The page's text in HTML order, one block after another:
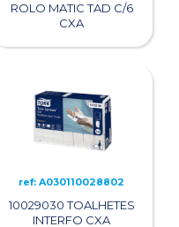
ROLO MATIC TAD C/6
CXA
ref: A030110028802
10029030 TOALHETES
INTERFO CXA